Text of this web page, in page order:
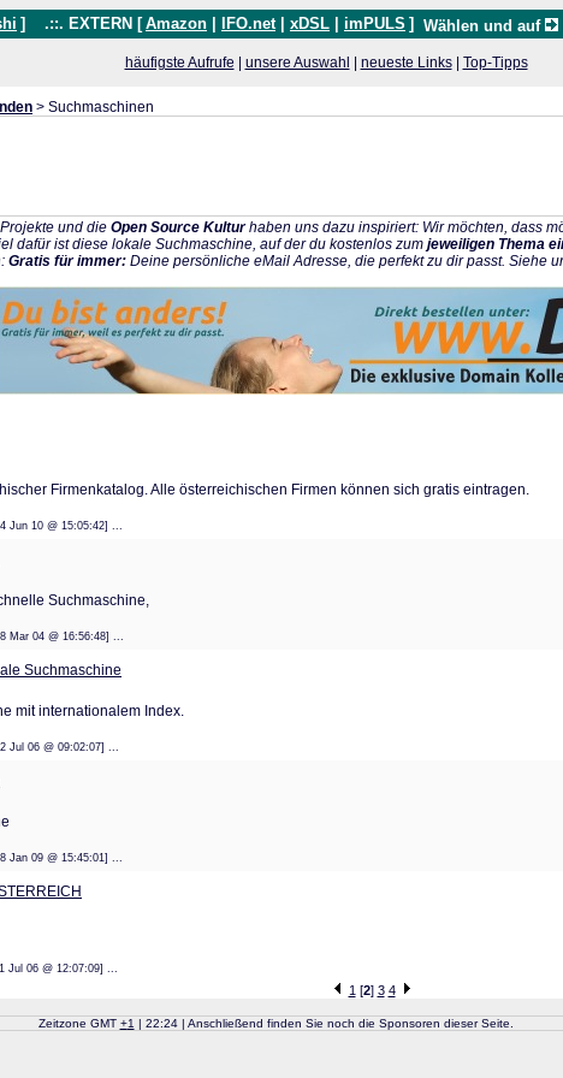
] .::. EXTERN [ Amazon IFO.net xDSL imPULS ] Wählen und auf
häufigste Aufrufe unsere Auswahl neueste Links| Top-Tipps
> Suchmaschinen
und die Open Source Kulturhaben uns dazu inspiriert: Wir möchten, dass
dafür ist diese lokale Suchmaschine, auf der du kostenlos zum jeweiligen Thema
Gratis für immer: Deine persönliche eMail Adresse, die perfekt zu dir passt. Siehe
Firmenkatalog. Alle österreichischen Firmen können sich gratis eintragen.
14 Jun 10 @ 15:05:42] ...
Suchmaschine,
08 Mar 04 @ 16:56:48] ...
Suchmaschine
mit internationalem Index.
12 Jul 06 @ 09:02:07] ...
28 Jan 09 @ 15:45:01] ...
11 Jul 06 @ 12:07:09] ...
1 [2] 3 4
Zeitzone GMT +1 | 22:24 | Anschließend finden Sie noch die Sponsoren dieser Seite.